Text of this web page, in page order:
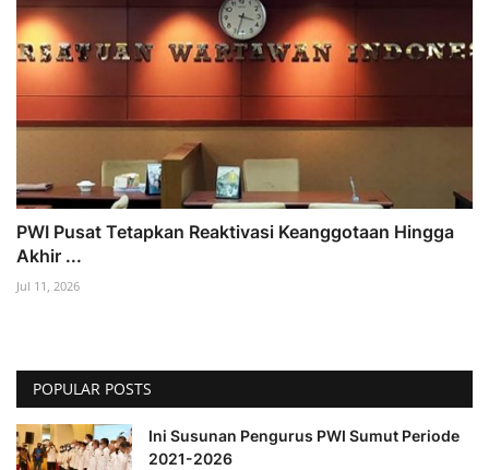
PWI Pusat Tetapkan Reaktivasi Keanggotaan Hingga
Akhir ...
Jul 11, 2026
POPULAR POSTS
Ini Susunan Pengurus PWI Sumut Periode
2021-2026